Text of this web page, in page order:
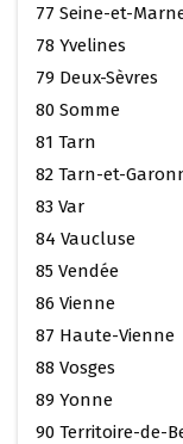
77 Seine-et-
78 Yvelines
79 Deux-Sèvres
80 Somme
81 Tarn
82 Tarn-et-
83 Var
84 Vaucluse
85 Vendée
86 Vienne
87 Haute-Vienne
88 Vosges
89 Yonne
90 Territoire-de-